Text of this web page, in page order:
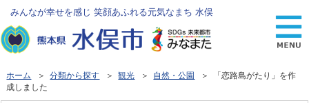
みんなが幸せを感じ 笑顔あふれる元気なまち 水俣
ホーム ＞分類から探す ＞観光 ＞ 自然・公園
＞ 「恋路島がたり」を作
成しました